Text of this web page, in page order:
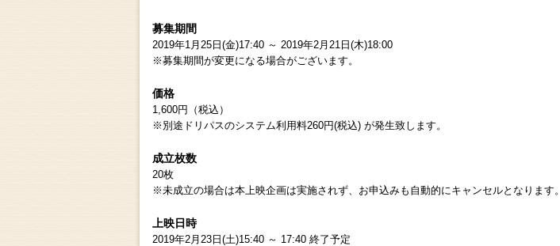
募集期間
2019年1月25日(金)17:40 ～ 2019年2月21日(木)18:00
※募集期間が変更になる場合がございます。
価格
1,600円（税込）
※別途ドリパスのシステム利用料260円(税込) が発生致します。
成立枚数
20枚
※未成立の場合は本上映企画は実施されず、お申込みも自動的にキャンセルとなります。
上映日時
2019年2月23日(土)15:40 ～ 17:40 終了予定